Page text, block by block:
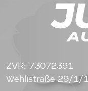
ZVR: 73072391
Wehlistraße 29/1/